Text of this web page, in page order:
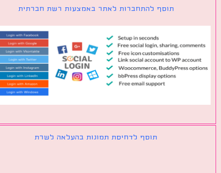
תוסף להתחברות לאתר באמצעות רשת חברתית
תוסף לדחיסת תמונות בהעלאה לשרת